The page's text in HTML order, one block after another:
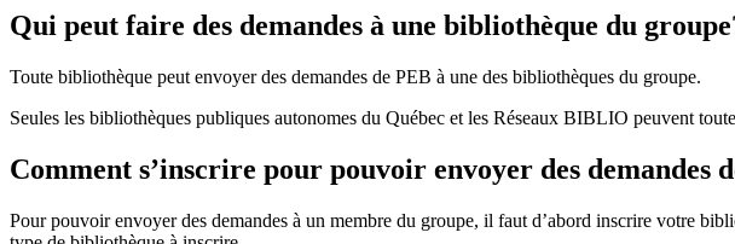
Qui peut faire des demandes à une bibliothèque du
Toute bibliothèque peut envoyer des demandes de PEB à une des bibliothèques du groupe.
Seules les bibliothèques publiques autonomes du Québec et les Réseaux BIBLIO peuvent
Comment s’inscrire pour pouvoir envoyer des demandes
Pour pouvoir envoyer des demandes à un membre du groupe, il faut d’abord inscrire votre